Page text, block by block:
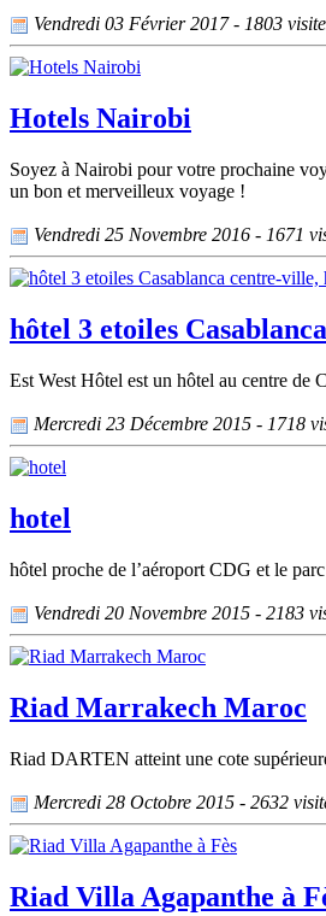
Vendredi 03 Février 2017 - 1803
Hotels Nairobi
Soyez à Nairobi pour votre prochaine
un bon et merveilleux voyage !
Vendredi 25 Novembre 2016 - 1671
hôtel 3 etoiles
Est West Hôtel est un hôtel au centre de
Mercredi 23 Décembre 2015 - 1718
hotel
hôtel proche de l’aéroport CDG et le
Vendredi 20 Novembre 2015 - 2183
Riad Marrakech Maroc
Riad DARTEN atteint une cote
Mercredi 28 Octobre 2015 - 2632
Riad Villa Agapanthe à